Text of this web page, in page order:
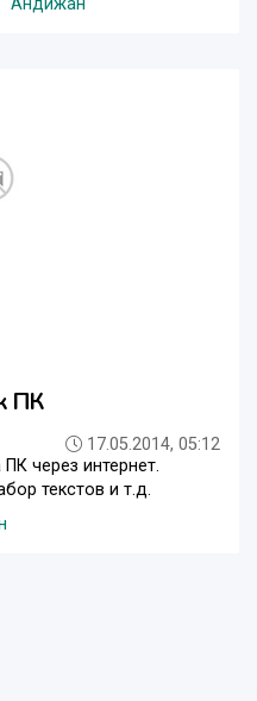
Андижан
ПК
17.05.2014, 05:12
через интернет.
текстов и т.д.